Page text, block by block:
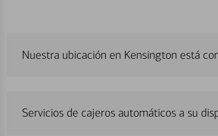
Nuestra ubicación en Kensington está
Servicios de cajeros automáticos a su